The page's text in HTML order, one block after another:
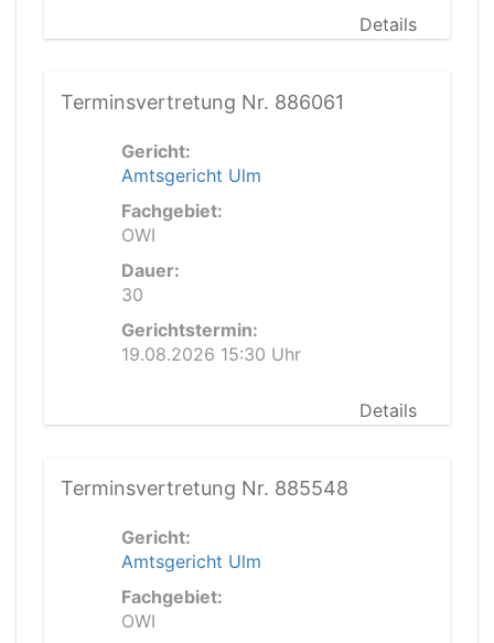
Details
Terminsvertretung Nr. 886061
Gericht:
Amtsgericht Ulm
Fachgebiet:
OWI
Dauer:
30
Gerichtstermin:
19.08.2026 15:30 Uhr
Details
Terminsvertretung Nr. 885548
Gericht:
Amtsgericht Ulm
Fachgebiet:
OWI